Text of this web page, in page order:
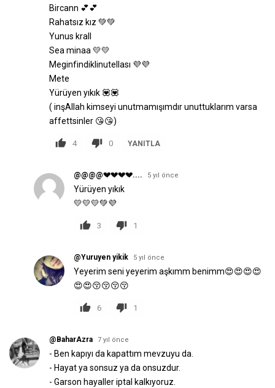
Bircann 💕💕
Rahatsız kız 💚💚
Yunus krall
Sea minaa 💛💛
Meginfindiklinutellası 💜💜
Mete
Yürüyen yıkık 💟💟
( inşAllah kimseyi unutmamışımdır unuttuklarım varsa
affettsinler 😘😘)
4 0 YANITLA
@@@@💔💔💔💔.... 5 yıl önce
Yürüyen yıkık
💛💛💛💚💜
3 1
@Yuruyen yikik 5 yıl önce
Yeyerim seni yeyerim aşkımm benimm😍😍😍😍
😍😍😚😚😚😚
6 1
@BaharAzra 7 yıl önce
- Ben kapıyı da kapattım mevzuyu da.
- Hayat ya sonsuz ya da onsuzdur.
- Garson hayaller iptal kalkıyoruz.